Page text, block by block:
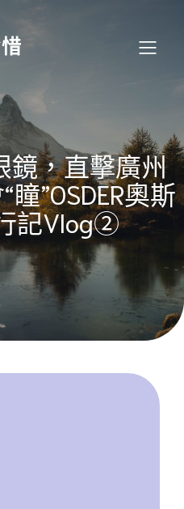
鏡，直擊廣州
”OSDER奧斯
記Vlog②